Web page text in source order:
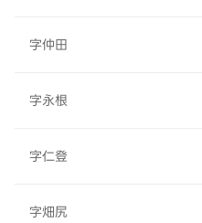
字仲田
字永根
字仁登
字畑尻